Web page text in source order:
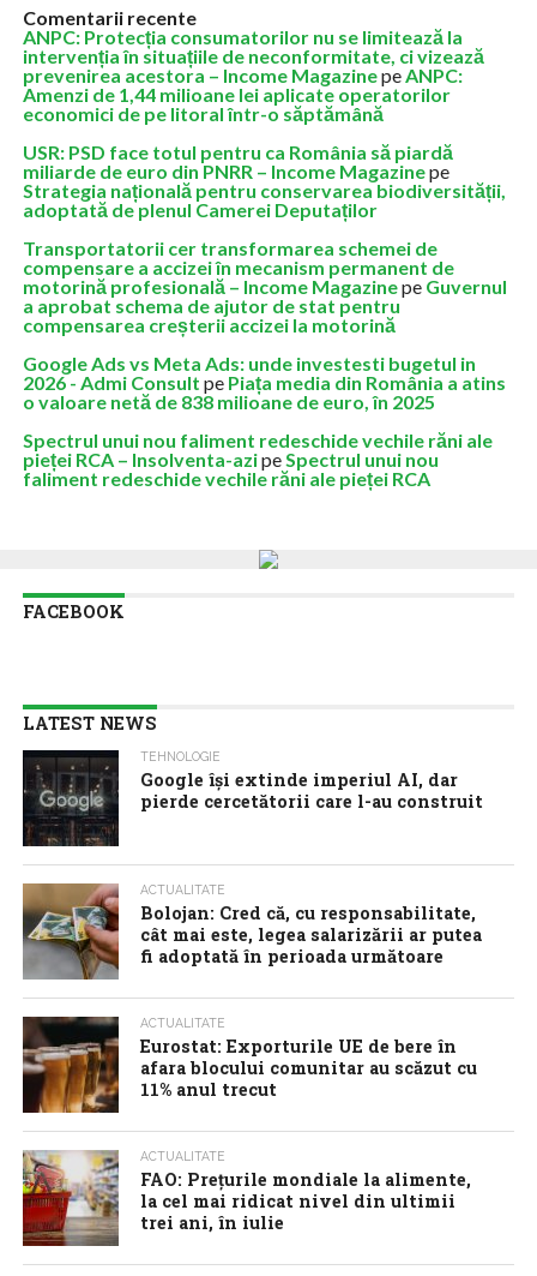
Comentarii recente
ANPC: Protecția consumatorilor nu se limitează la
intervenția în situațiile de neconformitate, ci vizează
prevenirea acestora – Income MagazinepeANPC:
Amenzi de 1,44 milioane lei aplicate operatorilor
economici de pe litoral într-o săptămână
USR: PSD face totul pentru ca România să piardă
miliarde de euro din PNRR – Income Magazinepe
Strategia națională pentru conservarea biodiversității,
adoptată de plenul Camerei Deputaților
Transportatorii cer transformarea schemei de
compensare a accizei în mecanism permanent de
motorină profesională – Income Magazinepe Guvernul
a aprobat schema de ajutor de stat pentru
compensarea creșterii accizei la motorină
Google Ads vs Meta Ads: unde investesti bugetul in
2026 - Admi Consult pe Piața media din România a atins
o valoare netă de 838 milioane de euro, în 2025
Spectrul unui nou faliment redeschide vechile răni ale
pieței RCA – Insolventa-azipeSpectrul unui nou
faliment redeschide vechile răni ale pieței RCA
FACEBOOK
LATEST NEWS
TEHNOLOGIE
Google îşi extinde imperiul AI, dar
pierde cercetătorii care l-au construit
ACTUALITATE
Bolojan: Cred că, cu responsabilitate,
cât mai este, legea salarizării ar putea
fi adoptată în perioada următoare
ACTUALITATE
Eurostat: Exporturile UE de bere în
afara blocului comunitar au scăzut cu
11% anul trecut
ACTUALITATE
FAO: Prețurile mondiale la alimente,
la cel mai ridicat nivel din ultimii
trei ani, în iulie